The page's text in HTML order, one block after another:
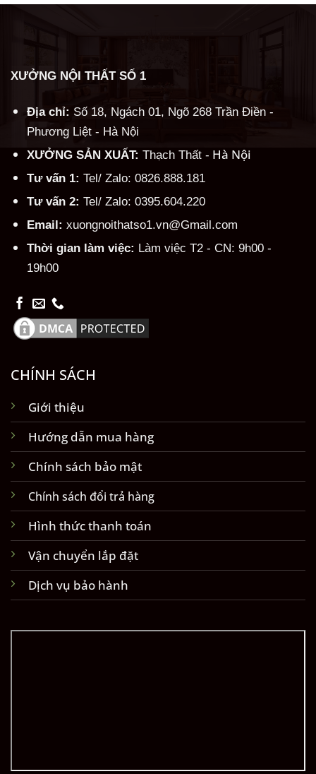
XƯỞNG NỘI THẤT SỐ 1
Địa chỉ: Số 18, Ngách 01, Ngõ 268 Trần Điền -
Phương Liệt - Hà Nội
XƯỞNG SẢN XUẤT: Thạch Thất - Hà Nội
Tư vấn 1: Tel/ Zalo: 0826.888.181
Tư vấn 2: Tel/ Zalo: 0395.604.220
Email: xuongnoithatso1.vn@Gmail.com
Thời gian làm việc: Làm việc T2 - CN: 9h00 -
19h00
CHÍNH SÁCH
Giới thiệu
Hướng dẫn mua hàng
Chính sách bảo mật
Chính sách đổi trả hàng
Hình thức thanh toán
Vận chuyển lắp đặt
Dịch vụ bảo hành